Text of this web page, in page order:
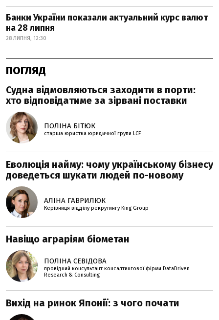
Банки України показали актуальний курс валют
на 28 липня
28 ЛИПНЯ, 12:30
ПОГЛЯД
Судна відмовляються заходити в порти:
хто відповідатиме за зірвані поставки
ПОЛІНА БІТЮК
старша юристка юридичної групи LCF
Еволюція найму: чому українському бізнесу
доведеться шукати людей по-новому
АЛІНА ГАВРИЛЮК
Керівниця відділу рекрутингу King Group
Навіщо аграріям біометан
ПОЛІНА СЕВІДОВА
провідний консультант консалтингової фірми DataDriven
Research & Consulting
Вихід на ринок Японії: з чого почати